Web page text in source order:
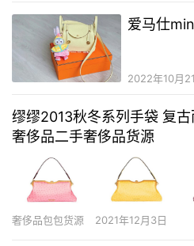
爱马仕
2022年10月
缪缪2013秋冬系列手袋 复
奢侈品二手奢侈品货源
奢侈品包包货源 2021年12月3日